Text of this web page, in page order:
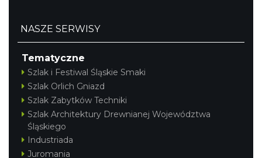
NASZE SERWISY
Tematyczne
Szlak i Festiwal Śląskie Smaki
Szlak Orlich Gniazd
Szlak Zabytków Techniki
Szlak Architektury Drewnianej Województwa
Śląskiego
Industriada
Juromania